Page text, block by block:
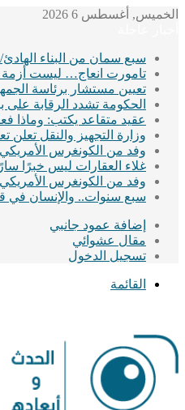
الخميس, أغسطس 6 2026
سبع سمان من البناء
تامورت انعاج… ليست أزمة
تعيين مستشار برئاسة
الحكومة تشدد الرقابة على
عقيد متقاعد يكتب: وماذا
وزارة التجهيز والنقل
وفد من الكونغرس الأمريكي
غلاء العقارات ليس خبرًا
وفد من الكونغرس الأمريكي
سبع سنوات.. والإنسان في
إضافة عمود جانبي
مقال عشوائي
تسجيل الدخول
القائمة